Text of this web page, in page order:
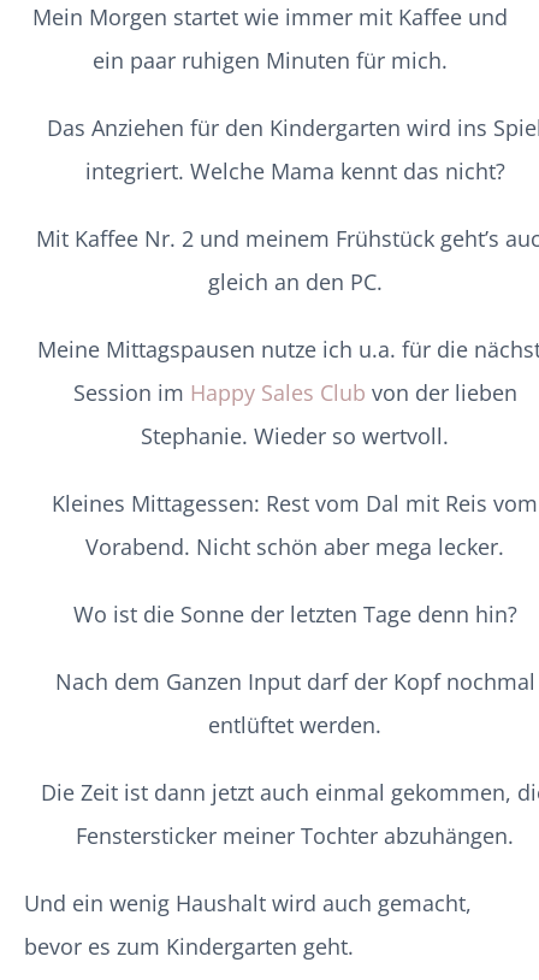
Mein Morgen startet wie immer mit Kaffee und
ein paar ruhigen Minuten für mich.
Das Anziehen für den Kindergarten wird ins
integriert. Welche Mama kennt das nicht?
Mit Kaffee Nr. 2 und meinem Frühstück geht’s
gleich an den PC.
Meine Mittagspausen nutze ich u.a. für die
Session im Happy Sales Club von der lieben
Stephanie. Wieder so wertvoll.
Kleines Mittagessen: Rest vom Dal mit Reis vom
Vorabend. Nicht schön aber mega lecker.
Wo ist die Sonne der letzten Tage denn hin?
Nach dem Ganzen Input darf der Kopf nochmal
entlüftet werden.
Die Zeit ist dann jetzt auch einmal gekommen,
Fenstersticker meiner Tochter abzuhängen.
Und ein wenig Haushalt wird auch gemacht,
bevor es zum Kindergarten geht.